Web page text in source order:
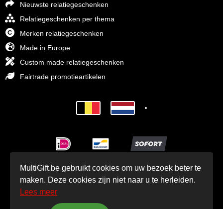
Nieuwste relatiegeschenken
Relatiegeschenken per thema
Merken relatiegeschenken
Made in Europe
Custom made relatiegeschenken
Fairtrade promotieartikelen
© MultiGift Relatiegeschenken 1993 - 2026
MultiGift.be gebruikt cookies om uw bezoek beter te
maken. Deze cookies zijn niet naar u te herleiden.
Lees meer